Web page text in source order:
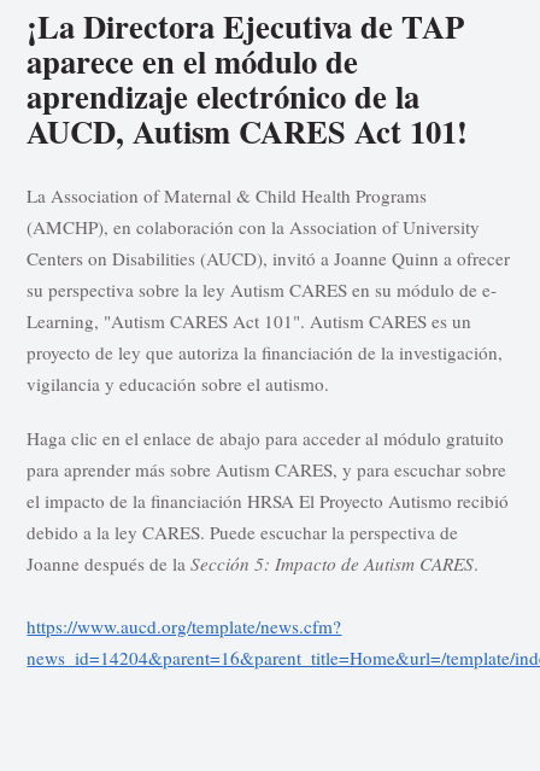
¡La Directora Ejecutiva de TAP
aparece en el módulo de
aprendizaje electrónico de la
AUCD, Autism CARES Act 101!
La Association of Maternal & Child Health Programs
(AMCHP), en colaboración con la Association of University
Centers on Disabilities (AUCD), invitó a Joanne Quinn a ofrecer
su perspectiva sobre la ley Autism CARES en su módulo de e-
Learning, "Autism CARES Act 101". Autism CARES es un
proyecto de ley que autoriza la financiación de la investigación,
vigilancia y educación sobre el autismo.
Haga clic en el enlace de abajo para acceder al módulo gratuito
para aprender más sobre Autism CARES, y para escuchar sobre
el impacto de la financiación HRSA El Proyecto Autismo recibió
debido a la ley CARES. Puede escuchar la perspectiva de
Joanne después de laSección 5: Impacto de Autism CARES.
https://www.aucd.org/template/news.cfm?
news_id=14204&parent=16&parent_title=Home&url=/template/